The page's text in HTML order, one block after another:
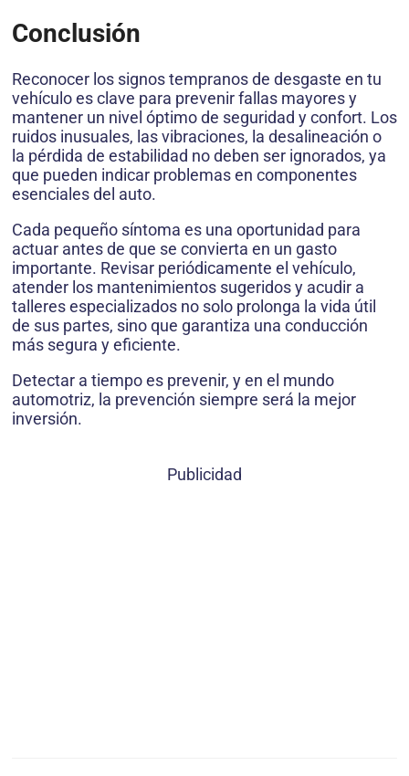
Conclusión
Reconocer los signos tempranos de desgaste en tu
vehículo es clave para prevenir fallas mayores y
mantener un nivel óptimo de seguridad y confort. Los
ruidos inusuales, las vibraciones, la desalineación o
la pérdida de estabilidad no deben ser ignorados, ya
que pueden indicar problemas en componentes
esenciales del auto.
Cada pequeño síntoma es una oportunidad para
actuar antes de que se convierta en un gasto
importante. Revisar periódicamente el vehículo,
atender los mantenimientos sugeridos y acudir a
talleres especializados no solo prolonga la vida útil
de sus partes, sino que garantiza una conducción
más segura y eficiente.
Detectar a tiempo es prevenir, y en el mundo
automotriz, la prevención siempre será la mejor
inversión.
Publicidad